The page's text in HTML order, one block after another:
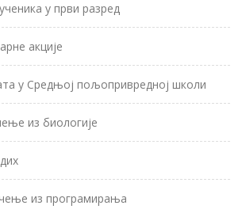
у први разред
акције
у Средњој пољопривредној школи
из биологије
из програмирања